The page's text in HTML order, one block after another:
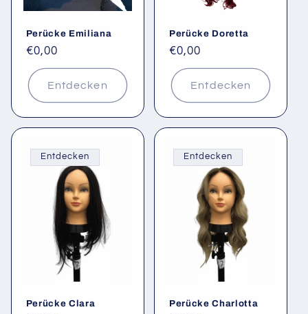
Perücke Emiliana
Normaler
Preis
€0,00
Entdecken
Perücke Doretta
Normaler
Preis
€0,00
Entdecken
Entdecken
Perücke Clara
Entdecken
Perücke Charlotta